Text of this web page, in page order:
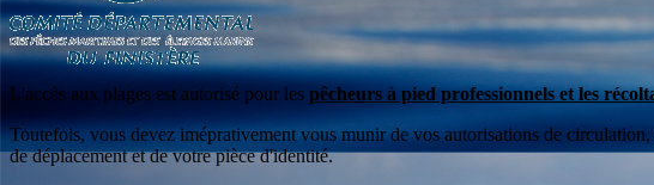
L'accès aux plages est autorisé pour les pêcheurs à pied professionnels et les
Toutefois, vous devez iméprativement vous munir de vos autorisations de
de déplacement et de votre pièce d'identité.